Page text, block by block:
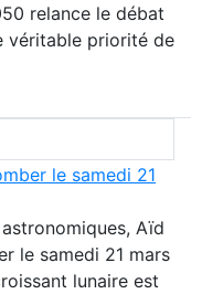
relance le débat
véritable priorité de
le samedi 21
Aïd
le samedi 21 mars
lunaire est